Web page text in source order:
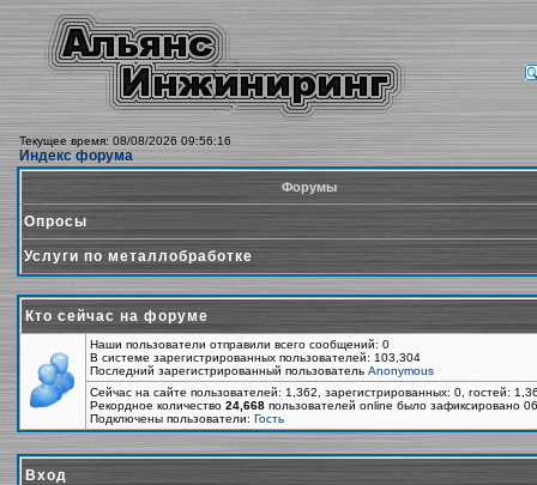
Текущее время: 08/08/2026 09:56:16
Индекс форума
Форумы
Опросы
Услуги по металлобработке
Кто сейчас на форуме
Наши пользователи отправили всего сообщений: 0
В системе зарегистрированных пользователей: 103,304
Последний зарегистрированный пользователь Anonymous
Сейчас на сайте пользователей: 1,362, зарегистрированных: 0, гостей:
Рекордное количество 24,668 пользователей online было зафиксировано
Подключены пользователи: Гость
Вход